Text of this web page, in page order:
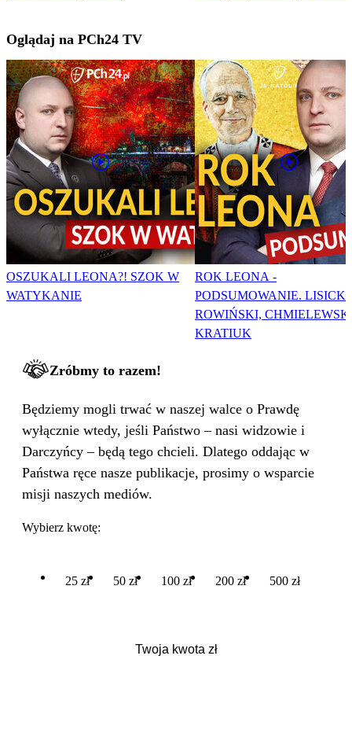
Oglądaj na PCh24 TV
OSZUKALI LEONA?! SZOK W
WATYKANIE
ROK LEONA -
PODSUMOWANIE. LISICKI,
ROWIŃSKI,
KRATIUK
Zróbmy to razem!
Będziemy mogli trwać w naszej walce o Prawdę
wyłącznie wtedy, jeśli Państwo – nasi widzowie i
Darczyńcy – będą tego chcieli. Dlatego oddając w
Państwa ręce nasze publikacje, prosimy o wsparcie
misji naszych mediów.
Wybierz kwotę:
25 zł 50 zł 100 zł 200 zł 500 zł